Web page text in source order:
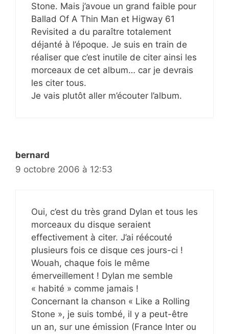
Stone. Mais j’avoue un grand faible pour
Ballad Of A Thin Man et Higway 61
Revisited a du paraître totalement
déjanté à l’époque. Je suis en train de
réaliser que c’est inutile de citer ainsi les
morceaux de cet album… car je devrais
les citer tous.
Je vais plutôt aller m’écouter l’album.
bernard
9 octobre 2006 à 12:53
Oui, c’est du très grand Dylan et tous les
morceaux du disque seraient
effectivement à citer. J’ai réécouté
plusieurs fois ce disque ces jours-ci !
Wouah, chaque fois le même
émerveillement ! Dylan me semble
« habité » comme jamais !
Concernant la chanson « Like a Rolling
Stone », je suis tombé, il y a peut-être
un an, sur une émission (France Inter ou